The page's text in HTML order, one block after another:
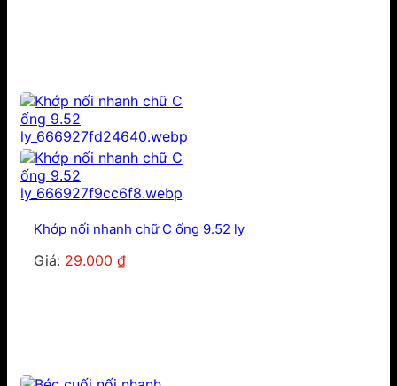
Khớp nối nhanh chữ C ống 9.52 ly
Giá: 29.000 ₫